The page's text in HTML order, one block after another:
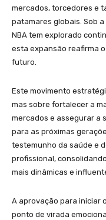
mercados, torcedores e
patamares globais. Sob
NBA tem explorado
esta expansão reafirma
futuro.
Este movimento
mas sobre fortalecer a
mercados e assegurar a
para as próximas
testemunho da saúde e
profissional,
mais dinâmicas e
A aprovação para iniciar
ponto de virada